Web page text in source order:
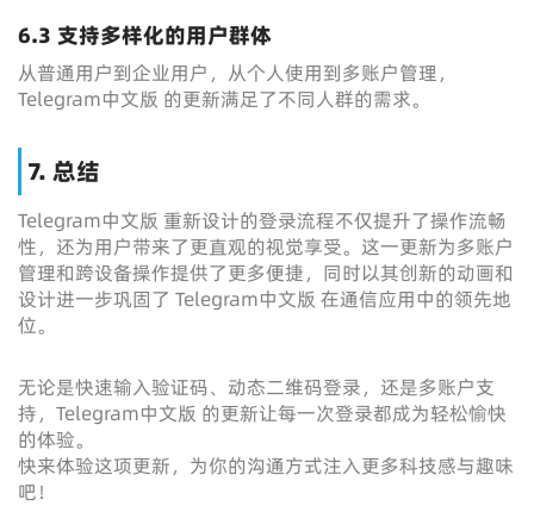
6.3 支持多样化的用户群体
从普通用户到企业用户，从个人使用到多账户管理，
Telegram中文版 的更新满足了不同人群的需求。
7. 总结
Telegram中文版 重新设计的登录流程不仅提升了操作流畅
性，还为用户带来了更直观的视觉享受。这一更新为多账户
管理和跨设备操作提供了更多便捷，同时以其创新的动画和
设计进一步巩固了 Telegram中文版 在通信应用中的领先地
位。
无论是快速输入验证码、动态二维码登录，还是多账户支
持，Telegram中文版 的更新让每一次登录都成为轻松愉快
的体验。
快来体验这项更新，为你的沟通方式注入更多科技感与趣味
吧！